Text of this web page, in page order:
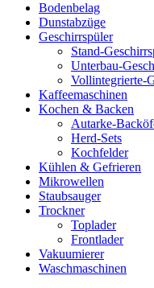
Bodenbelag
Dunstabzüge
Geschirrspüler
Stand-
Unterbau-
Vollintegrierte-
Kaffeemaschinen
Kochen & Backen
Autarke-
Herd-Sets
Kochfelder
Kühlen & Gefrieren
Mikrowellen
Staubsauger
Trockner
Toplader
Frontlader
Vakuumierer
Waschmaschinen